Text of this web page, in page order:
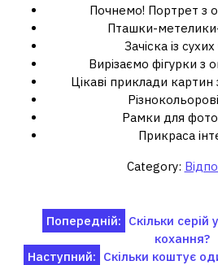
Почнемо! Портрет з
Пташки-
Зачіска із сухих
Вирізаємо фігурки з
Цікаві приклади картин
Рамки для
Прикраса
Category:
Навігація
записів
Попередній: Скільки серій
кохання?
Наступний: Скільки коштує